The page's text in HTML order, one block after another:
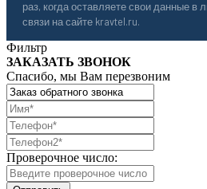
раз, когда оставляете свои данные
связи на сайте kravtel.ru.
Фильтр
ЗАКАЗАТЬ ЗВОНОК
Спасибо, мы Вам перезвоним
Проверочное число: